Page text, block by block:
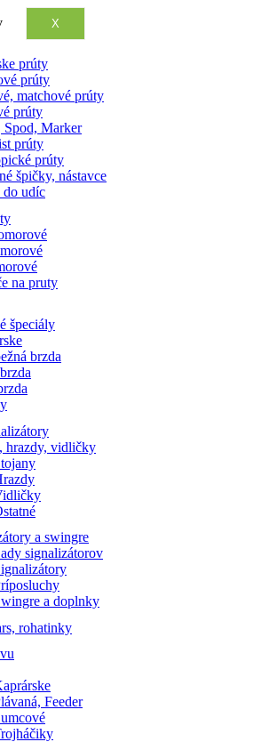
X
prúty
prúty
matchové prúty
prúty
Spod, Marker
prúty
prúty
špičky, nástavce
udíc
na pruty
špeciály
brzda
hrazdy, vidličky
a swingre
signalizátorov
a doplnky
rohatinky
Feeder